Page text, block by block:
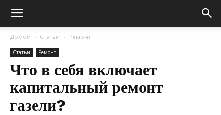
Домой Статьи Ремонт
Статьи Ремонт
Что в себя включает
капитальный ремонт
газели?